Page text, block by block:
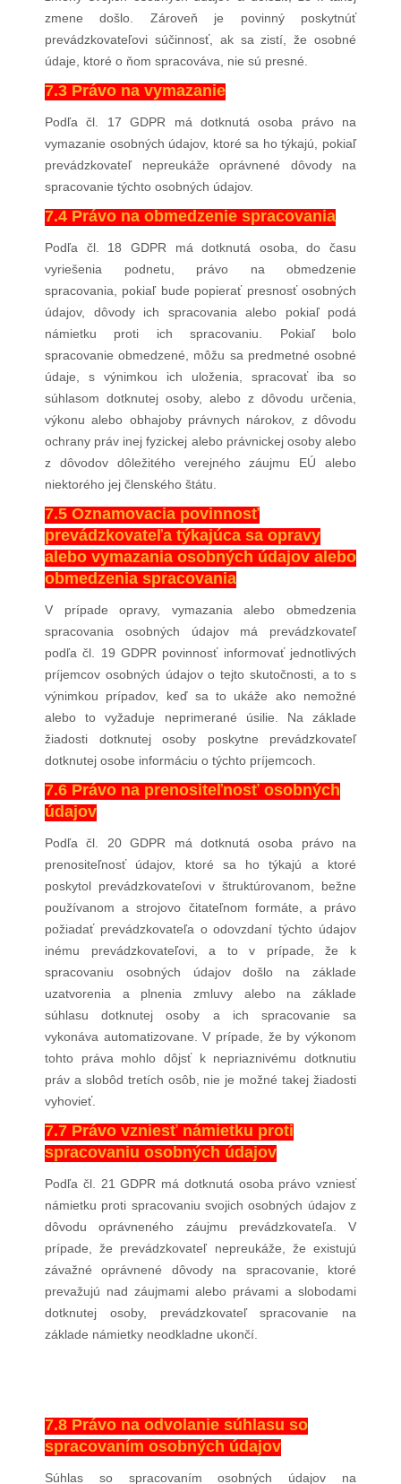
zmene došlo. Zároveň je povinný poskytnúť
prevádzkovateľovi súčinnosť, ak sa zistí, že osobné
údaje, ktoré o ňom spracováva, nie sú presné.
7.3 Právo na vymazanie
Podľa čl. 17 GDPR má dotknutá osoba právo na
vymazanie osobných údajov, ktoré sa ho týkajú, pokiaľ
prevádzkovateľ nepreukáže oprávnené dôvody na
spracovanie týchto osobných údajov.
7.4 Právo na obmedzenie spracovania
Podľa čl. 18 GDPR má dotknutá osoba, do času
vyriešenia podnetu, právo na obmedzenie
spracovania, pokiaľ bude popierať presnosť osobných
údajov, dôvody ich spracovania alebo pokiaľ podá
námietku proti ich spracovaniu. Pokiaľ bolo
spracovanie obmedzené, môžu sa predmetné osobné
údaje, s výnimkou ich uloženia, spracovať iba so
súhlasom dotknutej osoby, alebo z dôvodu určenia,
výkonu alebo obhajoby právnych nárokov, z dôvodu
ochrany práv inej fyzickej alebo právnickej osoby alebo
z dôvodov dôležitého verejného záujmu EÚ alebo
niektorého jej členského štátu.
7.5 Oznamovacia povinnosť
prevádzkovateľa týkajúca sa opravy
alebo vymazania osobných údajov alebo
obmedzenia spracovania
V prípade opravy, vymazania alebo obmedzenia
spracovania osobných údajov má prevádzkovateľ
podľa čl. 19 GDPR povinnosť informovať jednotlivých
príjemcov osobných údajov o tejto skutočnosti, a to s
výnimkou prípadov, keď sa to ukáže ako nemožné
alebo to vyžaduje neprimerané úsilie. Na základe
žiadosti dotknutej osoby poskytne prevádzkovateľ
dotknutej osobe informáciu o týchto príjemcoch.
7.6 Právo na prenositeľnosť osobných
údajov
Podľa čl. 20 GDPR má dotknutá osoba právo na
prenositeľnosť údajov, ktoré sa ho týkajú a ktoré
poskytol prevádzkovateľovi v štruktúrovanom, bežne
používanom a strojovo čitateľnom formáte, a právo
požiadať prevádzkovateľa o odovzdaní týchto údajov
inému prevádzkovateľovi, a to v prípade, že k
spracovaniu osobných údajov došlo na základe
uzatvorenia a plnenia zmluvy alebo na základe
súhlasu dotknutej osoby a ich spracovanie sa
vykonáva automatizovane. V prípade, že by výkonom
tohto práva mohlo dôjsť k nepriaznivému dotknutiu
práv a slobôd tretích osôb, nie je možné takej žiadosti
vyhovieť.
7.7 Právo vzniesť námietku proti
spracovaniu osobných údajov
Podľa čl. 21 GDPR má dotknutá osoba právo vzniesť
námietku proti spracovaniu svojich osobných údajov z
dôvodu oprávneného záujmu prevádzkovateľa. V
prípade, že prevádzkovateľ nepreukáže, že existujú
závažné oprávnené dôvody na spracovanie, ktoré
prevažujú nad záujmami alebo právami a slobodami
dotknutej osoby, prevádzkovateľ spracovanie na
základe námietky neodkladne ukončí.
7.8 Právo na odvolanie súhlasu so
spracovaním osobných údajov
Súhlas so spracovaním osobných údajov na